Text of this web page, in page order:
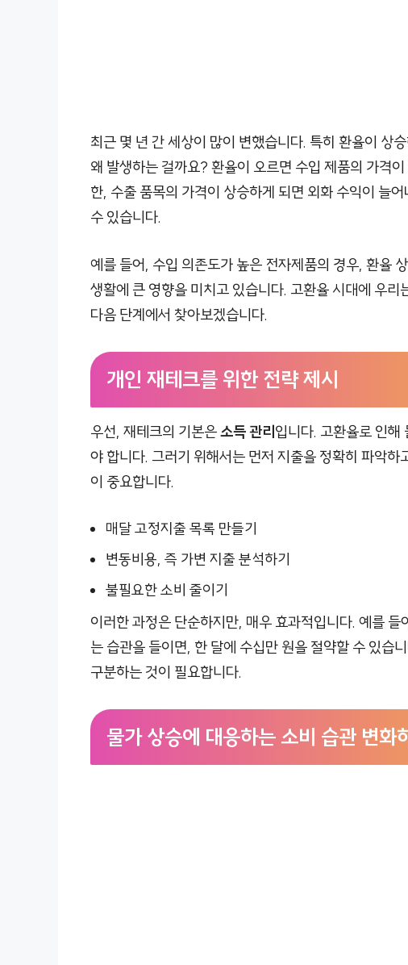
최근 몇 년 간 세상이 많이 변했습니다. 특히 환율이 상
왜 발생하는 걸까요? 환율이 오르면 수입 제품의 가격
한, 수출 품목의 가격이 상승하게 되면 외화 수익이 늘
수 있습니다.
예를 들어, 수입 의존도가 높은 전자제품의 경우, 환율
생활에 큰 영향을 미치고 있습니다. 고환율 시대에 우
다음 단계에서 찾아보겠습니다.
개인 재테크를 위한 전략 제시
우선, 재테크의 기본은소득 관리입니다. 고환율로 인해
야 합니다. 그러기 위해서는 먼저 지출을 정확히 파악
이 중요합니다.
매달 고정지출 목록 만들기
변동비용, 즉 가변 지출 분석하기
불필요한 소비 줄이기
이러한 과정은 단순하지만, 매우 효과적입니다. 예를
는 습관을 들이면, 한 달에 수십만 원을 절약할 수 있습
구분하는 것이 필요합니다.
물가 상승에 대응하는 소비 습관 변화